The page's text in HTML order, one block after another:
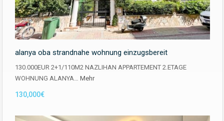
alanya oba strandnahe wohnung einzugsbereit
130.000EUR 2+1/110M2 NAZLIHAN APPARTEMENT 2.ETAGE
WOHNUNG ALANYA… Mehr
130,000€